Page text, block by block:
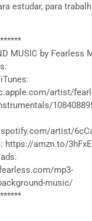
estudar, para
MUSIC by Fearless
artist/
artist/
https://amzn.to/
mp3-
music/